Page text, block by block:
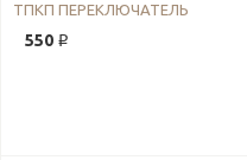
ТПКП ПЕРЕКЛЮЧАТЕЛЬ
550 ₽